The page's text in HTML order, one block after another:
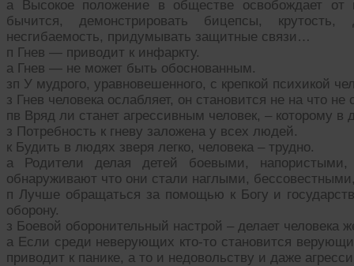
а Высокое положение в обществе освобождает
бычится, демонстрировать бицепсы, крутость,
несгибаемость, придумывать защитные связи…
п Гнев — приводит к инфаркту.
а Гнев — не может быть обоснованным.
зп У мудрого, уравновешенного, с крепкой психикой
з Гнев человека ослабляет, он становится не на что
пв Вряд ли станет агрессивным человек, – которому
з Потребность к гневу заложена у всех людей.
к Будить в людях зверя легко, человека – трудно.
а Родители делая детей боевыми,
обнаруживают что они стали наглыми,
п Лучше обращаться за помощью к Богу и
оборону.
з Боевой оборонительный настрой – делает человека
а Если среди неверующих кто-то становится
приводит к панике, а то и недовольству и даже